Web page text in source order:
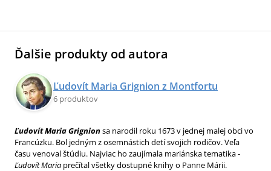
Ďalšie produkty od autora
Ľudovít Maria Grignion z Montfortu
6 produktov
Ľudovít Maria Grignionsa narodil roku 1673 v jednej malej obci vo
Francúzku. Bol jedným z osemnástich detí svojich rodičov. Veľa
času venoval štúdiu. Najviac ho zaujímala mariánska tematika -
Ľudovít Maria prečítal všetky dostupné knihy o Panne Márii.